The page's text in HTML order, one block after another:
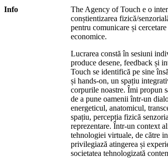
Info
The Agency of Touch e o
conștientizarea fizică/
pentru comunicare și
economice.
Lucrarea constă în sesiuni
produce desene, feedback și
Touch se identifică pe sine
și hands-on, un spațiu
corpurile noastre. Îmi propun
de a pune oamenii într-un
energeticul, anatomicul,
spațiu, percepția fizică
reprezentare. Într-un context
tehnologiei virtuale, de către
privilegiază atingerea și
societatea tehnologizată